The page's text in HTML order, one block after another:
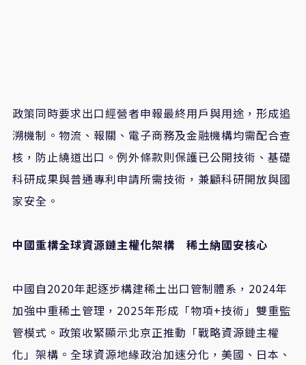
政策同時要求出口經營者申報最終用戶與用途，形成追
溯機制。物流、報關、電子商務及金融機構均需配合查
核，防止繞道出口。例外條款則保護已公開技術、基礎
科研成果與普通專利申請所需技術，兼顧科研開放與國
家安全。
中國重構全球資源鏈主權化架構 稀土納國安核心
中國自2020年起逐步構建稀土出口管制體系，2024年
加強中重稀土管理，2025年形成「物項+技術」雙重監
管模式。政策收緊顯示北京正推動「戰略資源鏈主權
化」架構。全球資源地緣政治加速分化，美國、日本、